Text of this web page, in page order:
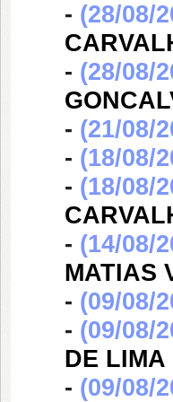
- (28/08/
- (28/08/
- (21/08/
- (18/08/
- (18/08/
- (14/08/
MATIAS
- (09/08/
- (09/08/
DE LIMA
- (09/08/